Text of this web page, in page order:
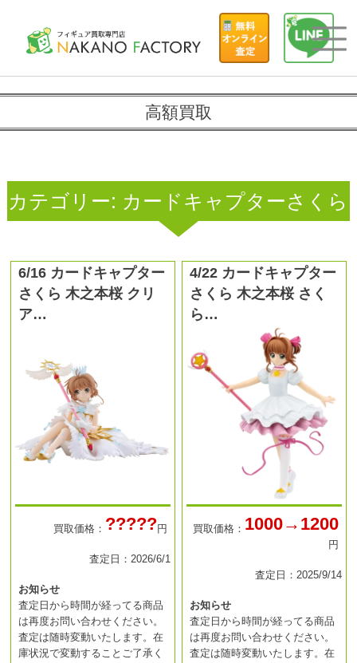
高額買取
カテゴリー: カードキャプターさくら
6/16 カードキャプター
さくら 木之本桜 クリ
ア…
買取価格： ?????円
査定日：2026/6/1
お知らせ
査定日から時間が経ってる商品
は再度お問い合わせください。
査定は随時変動いたします。在
庫状況で変動することご了承く
4/22 カードキャプター
さくら 木之本桜 さく
ら…
買取価格： 1000→1200
円
査定日：2025/9/14
お知らせ
査定日から時間が経ってる商品
は再度お問い合わせください。
査定は随時変動いたします。在